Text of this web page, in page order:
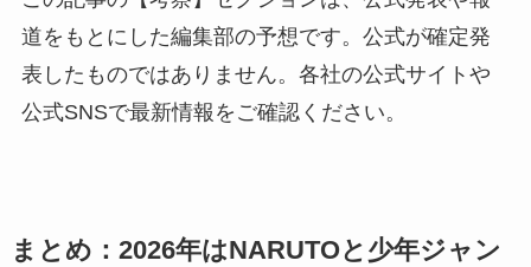
道をもとにした編集部の予想です。公式が確定発
表したものではありません。各社の公式サイトや
公式SNSで最新情報をご確認ください。
まとめ：2026年はNARUTOと少年ジャン